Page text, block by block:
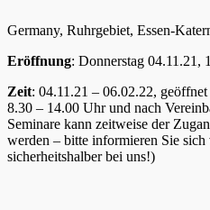
Germany, Ruhrgebiet, Essen-
Eröffnung: Donnerstag 04.11.21,
Zeit: 04.11.21 – 06.02.22,
8.30 – 14.00 Uhr und nach
Seminare kann zeitweise der
werden – bitte informieren Sie sich
sicherheitshalber bei uns!)